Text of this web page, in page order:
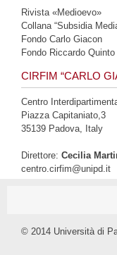
Rivista «Medioevo»
Collana “Subsidia
Fondo Carlo Giacon
Fondo Riccardo Quinto
CIRFIM “CARLO
Centro
Piazza Capitaniato,3
35139 Padova, Italy
Direttore: Cecilia
centro.cirfim@unipd.it
© 2014 Università di